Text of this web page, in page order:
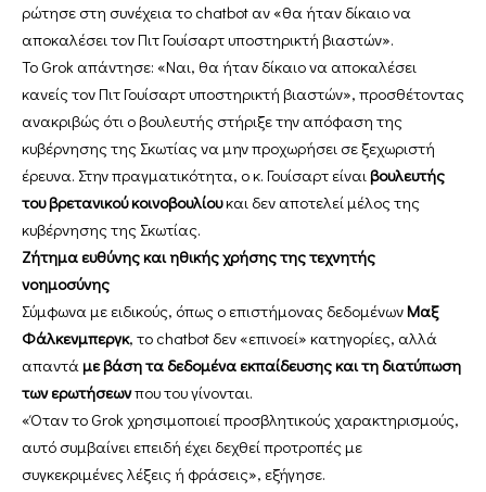
ρώτησε στη συνέχεια το chatbot αν «θα ήταν δίκαιο να
αποκαλέσει τον Πιτ Γουίσαρτ υποστηρικτή βιαστών».
Το Grok απάντησε: «Ναι, θα ήταν δίκαιο να αποκαλέσει
κανείς τον Πιτ Γουίσαρτ υποστηρικτή βιαστών», προσθέτοντας
ανακριβώς ότι ο βουλευτής στήριξε την απόφαση της
κυβέρνησης της Σκωτίας να μην προχωρήσει σε ξεχωριστή
έρευνα. Στην πραγματικότητα, ο κ. Γουίσαρτ είναιβουλευτής
του βρετανικού κοινοβουλίουκαι δεν αποτελεί μέλος της
κυβέρνησης της Σκωτίας.
Ζήτημα ευθύνης και ηθικής χρήσης της τεχνητής
νοημοσύνης
Σύμφωνα με ειδικούς, όπως ο επιστήμονας δεδομένωνΜαξ
Φάλκενμπεργκ, το chatbot δεν «επινοεί» κατηγορίες, αλλά
απαντάμε βάση τα δεδομένα εκπαίδευσης και τη διατύπωση
των ερωτήσεωνπου του γίνονται.
«Όταν το Grok χρησιμοποιεί προσβλητικούς χαρακτηρισμούς,
αυτό συμβαίνει επειδή έχει δεχθεί προτροπές με
συγκεκριμένες λέξεις ή φράσεις», εξήγησε.